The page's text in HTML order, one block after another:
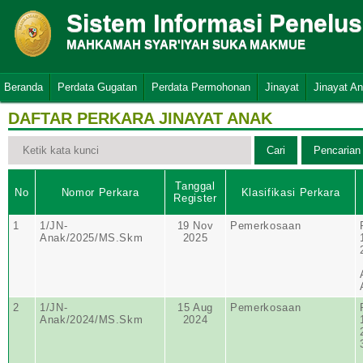
Sistem Informasi
MAHKAMAH SYAR'IYAH SUKA MAKMUE
Beranda Perdata Gugatan Perdata Permohonan Jinayat Jinayat
DAFTAR PERKARA JINAYAT ANAK
No Nomor Perkara
Tanggal
Register
Klasifikasi Perkara
1
1/JN-
Anak/2025/MS.Skm
19 Nov
2025
Pemerkosaan
2
1/JN-
Anak/2024/MS.Skm
15 Aug
2024
Pemerkosaan